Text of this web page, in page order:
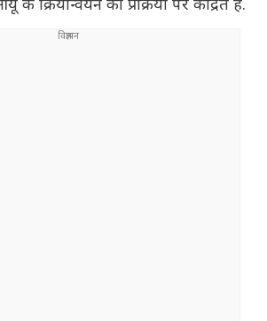
क्रियान्वयन की प्रक्रिया पर केंद्रित है.